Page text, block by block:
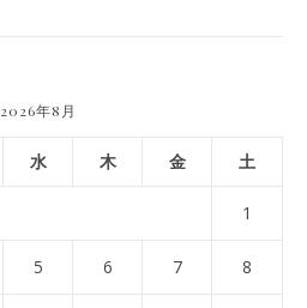
2026年8月
水 木 金 土
1
5 6 7 8